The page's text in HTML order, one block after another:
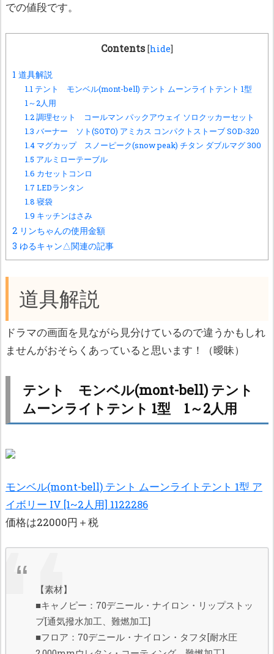
での値段です。
Contents [hide]
1 道具解説
1.1 テント モンベル(mont-bell) テント ムーンライトテント 1型
1～2人用
1.2調理セット コールマン パックアウェイ ソロクッカーセット
1.3 バーナー ソト(SOTO) アミカス コンパクトストーブ SOD-320
1.4 マグカップ スノーピーク(snow peak) チタン ダブルマグ 300
1.5 アルミローテーブル
1.6 カセットコンロ
1.7 LEDランタン
1.8 寝袋
1.9 キッチンはさみ
2 リンちゃんの使用金額
3 ゆるキャン△関連の記事
道具解説
ドラマの画面を見ながら見分けているので違うかもしれ
ませんがおそらくあっていると思います！（曖昧）
テント モンベル(mont-bell) テント
ムーンライトテント 1型 1～2人用
モンベル(mont-bell) テント ムーンライトテント 1型 ア
イボリー IV [1~2人用] 1122286
価格は22000円＋税
【素材】
■キャノピー：70デニール・ナイロン・リップストッ
プ[通気撥水加工、難燃加工]
■フロア：70デニール・ナイロン・タフタ[耐水圧